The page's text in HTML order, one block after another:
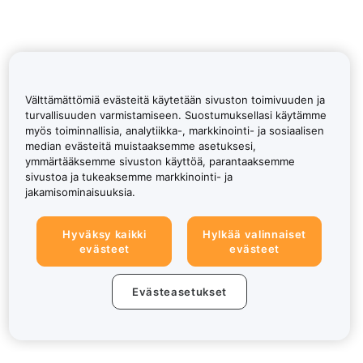
Välttämättömiä evästeitä käytetään sivuston toimivuuden ja
turvallisuuden varmistamiseen. Suostumuksellasi käytämme
myös toiminnallisia, analytiikka-, markkinointi- ja sosiaalisen
median evästeitä muistaaksemme asetuksesi,
ymmärtääksemme sivuston käyttöä, parantaaksemme
sivustoa ja tukeaksemme markkinointi- ja
jakamisominaisuuksia.
Hyväksy kaikki
evästeet
Hylkää valinnaiset
evästeet
Evästeasetukset